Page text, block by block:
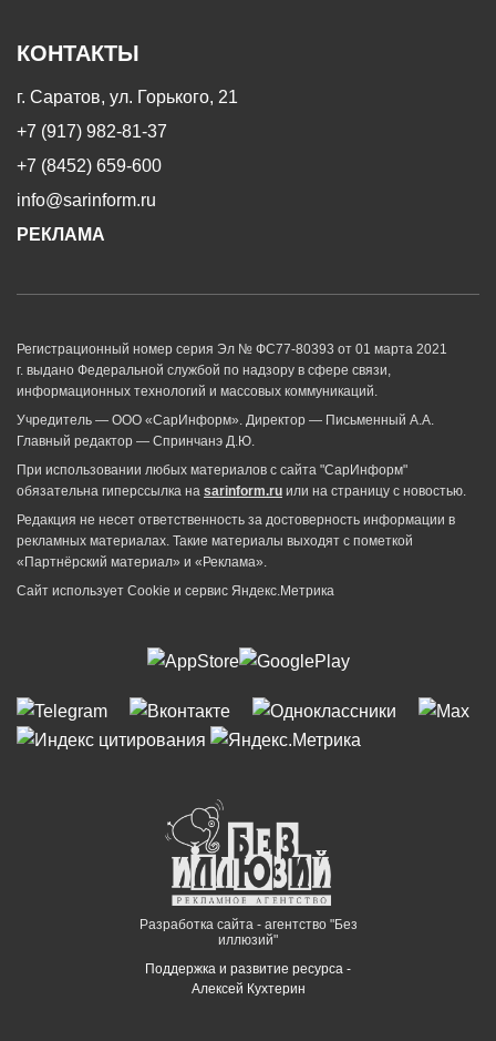
КОНТАКТЫ
г. Саратов, ул. Горького, 21
+7 (917) 982-81-37
+7 (8452) 659-600
info@sarinform.ru
РЕКЛАМА
Регистрационный номер серия Эл № ФС77-80393 от 01 марта 2021
г. выдано Федеральной службой по надзору в сфере связи,
информационных технологий и массовых коммуникаций.
Учредитель — ООО «СарИнформ». Директор — Письменный А.А.
Главный редактор — Спринчанэ Д.Ю.
При использовании любых материалов с сайта "СарИнформ"
обязательна гиперссылка на sarinform.ru или на страницу с новостью.
Редакция не несет ответственность за достоверность информации в
рекламных материалах. Такие материалы выходят с пометкой
«Партнёрский материал» и «Реклама».
Сайт использует Cookie и сервиc Яндекс.Метрика
Разработка сайта - агентство "Без
иллюзий"
Поддержка и развитие ресурса -
Алексей Кухтерин